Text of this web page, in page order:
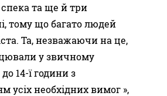
спека та ще й три
тому що багато людей
Та, незважаючи на це,
у звичному
14-ї години з
усіх необхідних вимог »,